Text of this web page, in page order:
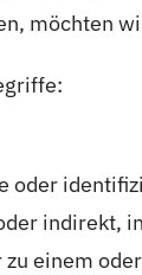
möchten
indirekt,
einem